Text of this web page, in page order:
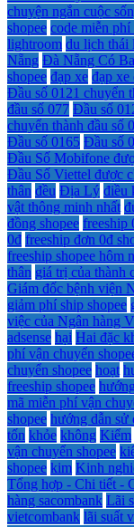
chuyện ngắn cuộc
shopee code miễn phí
lightroom du lịch thái
Nẵng Đà Nẵng Có
shopee đạp xe đạp xe
Đầu số 0121 chuyển
đầu số 077 Đầu số
chuyển thành đầu số
Đầu số 0165 Đầu số
Đầu Số Mobifone
Đầu Số Viettel được
thân đều Địa Lý điều
vật thông minh nhất
đồng shopee freeship
0đ freeship đơn 0đ
freeship shopee hôm
thân giá trị của thành
Giám đốc bệnh viện
giảm phí ship shopee
việc của Ngân hàng
adsense hại Hai đặc
phí vận chuyển
chuyển shopee hoạt
freeship shopee
mã miễn phí vận
shopee hướng dẫn sử
tốn khỏe không Kiểm
vận chuyển shopee
shopee kim Kinh
Tổng hợp - Chi tiết -
hàng sacombank Lãi
vietcombank lãi suất